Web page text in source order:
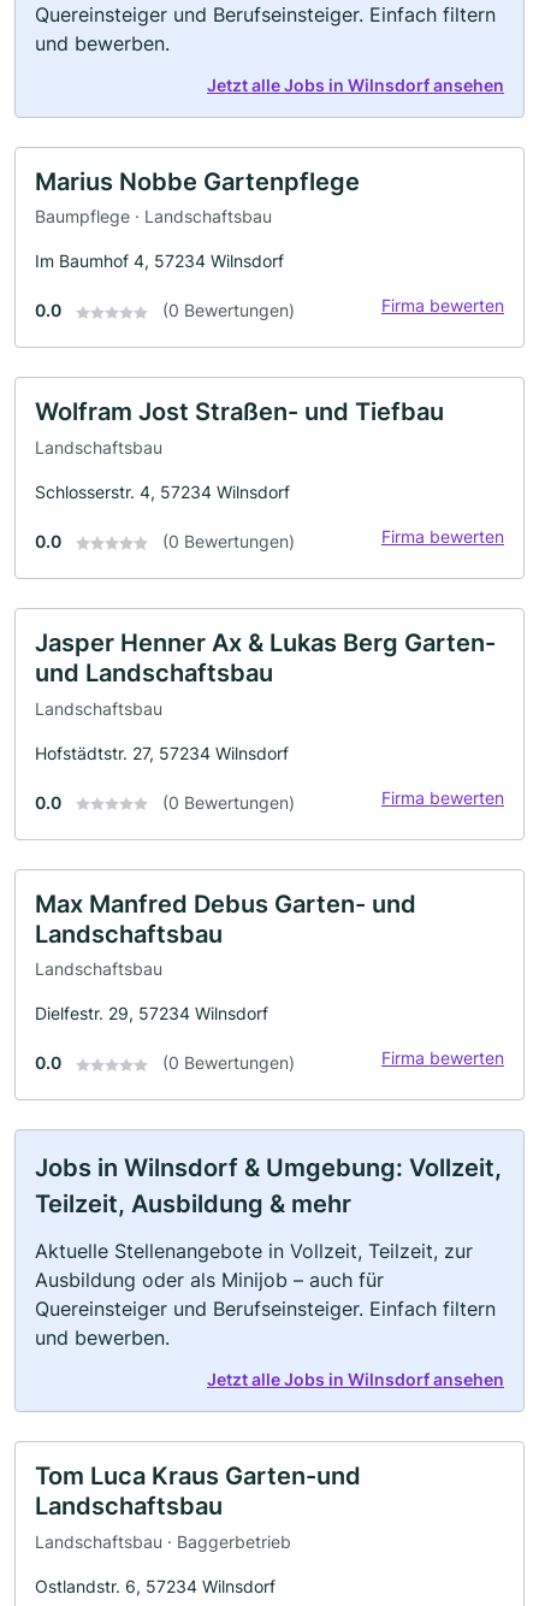
Quereinsteiger und Berufseinsteiger. Einfach filtern
und bewerben.
Jetzt alle Jobs in Wilnsdorf ansehen
Marius Nobbe Gartenpflege
Baumpflege · Landschaftsbau
Im Baumhof 4, 57234 Wilnsdorf
0.0 (0 Bewertungen) Firma bewerten
Wolfram Jost Straßen- und Tiefbau
Landschaftsbau
Schlosserstr. 4, 57234 Wilnsdorf
0.0 (0 Bewertungen) Firma bewerten
Jasper Henner Ax & Lukas Berg Garten-
und Landschaftsbau
Landschaftsbau
Hofstädtstr. 27, 57234 Wilnsdorf
0.0 (0 Bewertungen) Firma bewerten
Max Manfred Debus Garten- und
Landschaftsbau
Landschaftsbau
Dielfestr. 29, 57234 Wilnsdorf
0.0 (0 Bewertungen) Firma bewerten
Jobs in Wilnsdorf & Umgebung: Vollzeit,
Teilzeit, Ausbildung & mehr
Aktuelle Stellenangebote in Vollzeit, Teilzeit, zur
Ausbildung oder als Minijob – auch für
Quereinsteiger und Berufseinsteiger. Einfach filtern
und bewerben.
Jetzt alle Jobs in Wilnsdorf ansehen
Tom Luca Kraus Garten-und
Landschaftsbau
Landschaftsbau · Baggerbetrieb
Ostlandstr. 6, 57234 Wilnsdorf